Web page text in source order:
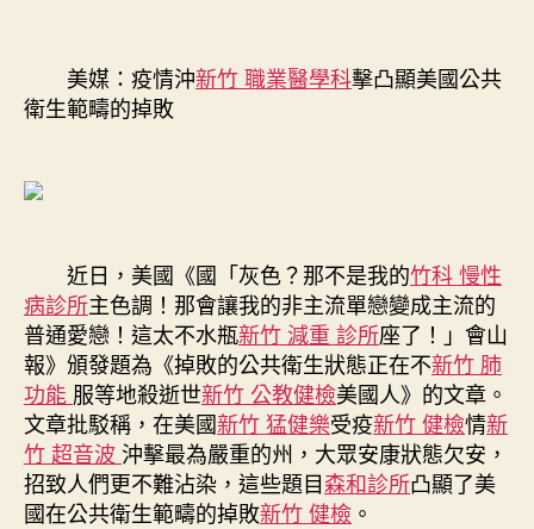
擊
衛
生
範
疇
的
掉
敗〉
中
美媒：疫情沖新竹 職業醫學科擊凸顯美國公共
衛生範疇的掉敗
近日，美國《國「灰色？那不是我的竹科 慢性
病診所主色調！那會讓我的非主流單戀變成主流的
普通愛戀！這太不水瓶新竹 減重 診所座了！」會山
報》頒發題為《掉敗的公共衛生狀態正在不新竹 肺
功能 服等地殺逝世新竹 公教健檢美國人》的文章。
文章批駁稱，在美國新竹 猛健樂受疫新竹 健檢情新
竹 超音波 沖擊最為嚴重的州，大眾安康狀態欠安，
招致人們更不難沾染，這些題目森和診所凸顯了美
國在公共衛生範疇的掉敗新竹 健檢 。